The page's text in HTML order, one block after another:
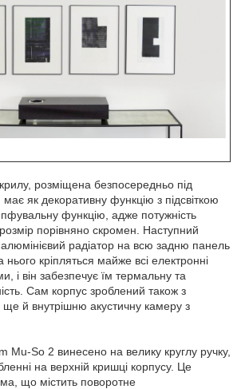
розміщена безпосередньо під
як декоративну функцію з підсвіткою
функцію, адже потужність
порівняно скромен. Наступний
радіатор на всю задню панель
кріпляться майже всі електронні
і він забезпечує їм термальну та
Сам корпус зроблений також з
й внутрішню акустичну камеру з
Mu-So 2 винесено на велику круглу ручку,
на верхній кришці корпусу. Це
що містить поворотне